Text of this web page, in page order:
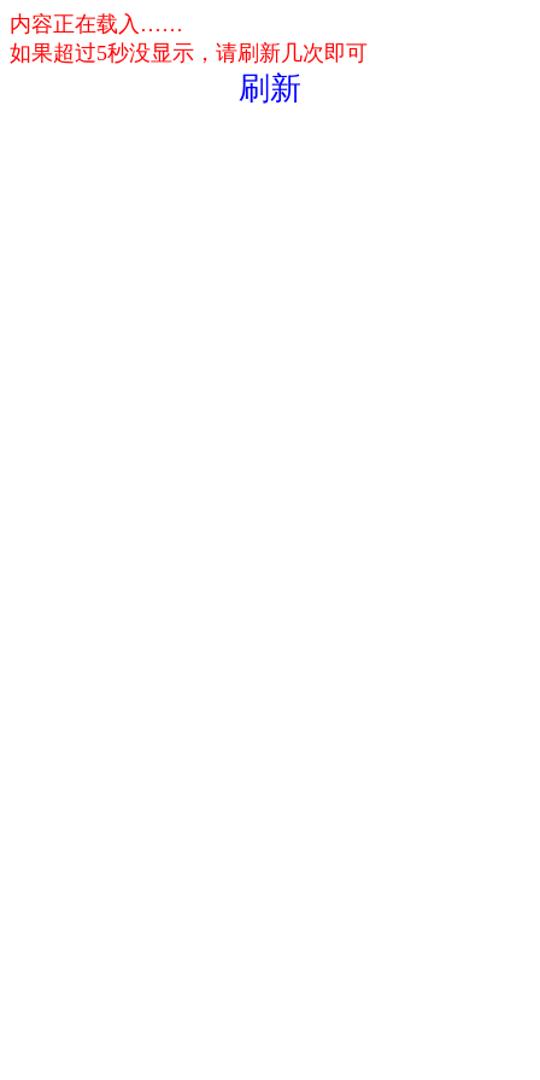
内容正在载入……
如果超过5秒没显示，请刷新几次即可
刷新